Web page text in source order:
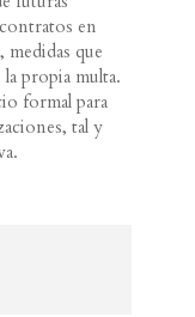
en
que
propia multa.
formal para
tal y